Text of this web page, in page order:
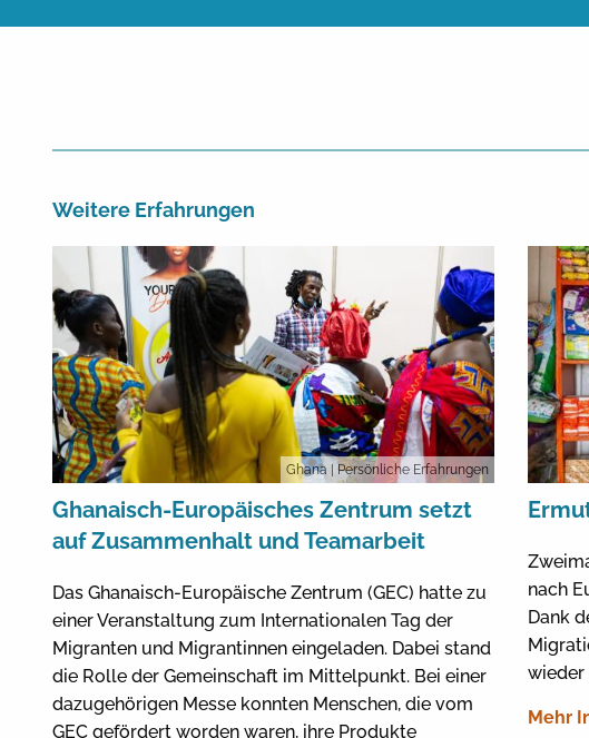
Weitere Erfahrungen
Ghana | Persönliche Erfahrungen
Ghanaisch-Europäisches Zentrum setzt
auf Zusammenhalt und Teamarbeit
Das Ghanaisch-Europäische Zentrum (GEC) hatte zu
einer Veranstaltung zum Internationalen Tag der
Migranten und Migrantinnen eingeladen. Dabei stand
die Rolle der Gemeinschaft im Mittelpunkt. Bei einer
dazugehörigen Messe konnten Menschen, die vom
GEC gefördert worden waren, ihre Produkte
nach
Dank
wieder
Mehr